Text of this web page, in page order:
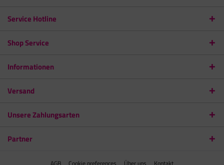
Service Hotline
Shop Service
Informationen
Versand
Unsere Zahlungsarten
Partner